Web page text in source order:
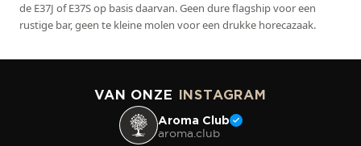
de E37J of E37S op basis daarvan. Geen dure flagship voor een
rustige bar, geen te kleine molen voor een drukke horecazaak.
VAN ONZE INSTAGRAM
Aroma Club
aroma.club